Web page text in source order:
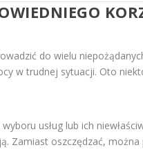
do wielu
w trudnej sytuacji. Oto
usług lub ich
Zamiast oszczędzać,